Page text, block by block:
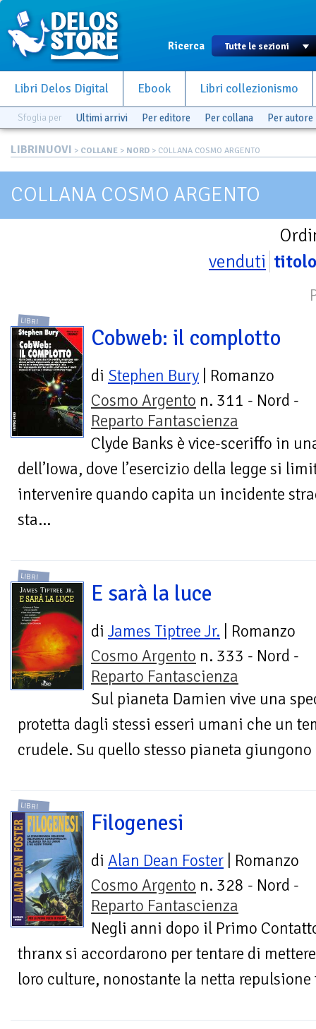
Ricerca
Libri Delos Digital Ebook Libri collezionismo
Sfoglia per Ultimi arrivi Per editore Per collana Per autore
LIBRINUOVI > COLLANE > NORD > COLLANA COSMO ARGENTO
COLLANA COSMO ARGENTO
venduti titolo
LIBRI
Cobweb: il complotto
di Stephen Bury | Romanzo
Cosmo Argento n. 311 - Nord -
Reparto Fantascienza
Clyde Banks è vice-sceriffo in
dell’Iowa, dove l’esercizio della legge si
intervenire quando capita un incidente
sta...
LIBRI
E sarà la luce
di James Tiptree Jr. | Romanzo
Cosmo Argento n. 333 - Nord -
Reparto Fantascienza
Sul pianeta Damien vive una
protetta dagli stessi esseri umani che un
crudele. Su quello stesso pianeta
LIBRI
Filogenesi
di Alan Dean Foster | Romanzo
Cosmo Argento n. 328 - Nord -
Reparto Fantascienza
Negli anni dopo il Primo
thranx si accordarono per tentare di
loro culture, nonostante la netta